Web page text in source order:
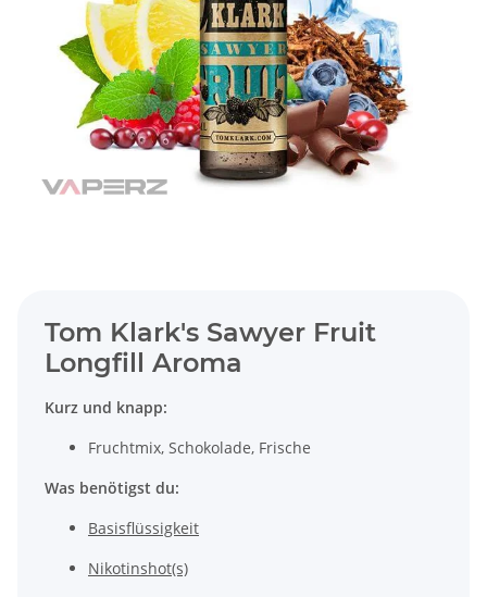
Tom Klark's Sawyer Fruit
Longfill Aroma
Kurz und knapp:
Fruchtmix, Schokolade, Frische
Was benötigst du:
Basisflüssigkeit
Nikotinshot(s)